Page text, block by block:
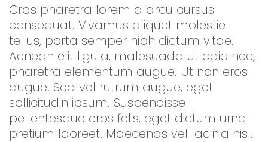
Cras pharetra lorem a arcu cursus
consequat. Vivamus aliquet molestie
tellus, porta semper nibh dictum vitae.
Aenean elit ligula, malesuada ut odio nec,
pharetra elementum augue. Ut non eros
augue. Sed vel rutrum augue, eget
sollicitudin ipsum. Suspendisse
pellentesque eros felis, eget dictum urna
pretium laoreet. Maecenas vel lacinia nisl.